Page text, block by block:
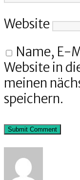
Website
Name, E-
Website in
meinen
speichern.